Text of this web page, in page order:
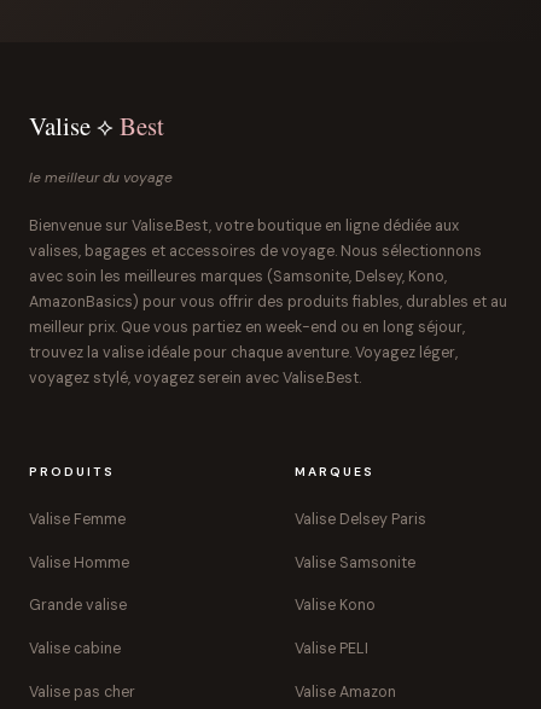
Valise ⟡ Best
le meilleur du voyage
Bienvenue sur Valise.Best, votre boutique en ligne dédiée aux
valises, bagages et accessoires de voyage. Nous sélectionnons
avec soin les meilleures marques (Samsonite, Delsey, Kono,
AmazonBasics) pour vous offrir des produits fiables, durables et au
meilleur prix. Que vous partiez en week-end ou en long séjour,
trouvez la valise idéale pour chaque aventure. Voyagez léger,
voyagez stylé, voyagez serein avec Valise.Best.
PRODUITS
Valise Femme
Valise Homme
Grande valise
Valise cabine
Valise pas cher
MARQUES
Valise Delsey Paris
Valise Samsonite
Valise Kono
Valise PELI
Valise Amazon